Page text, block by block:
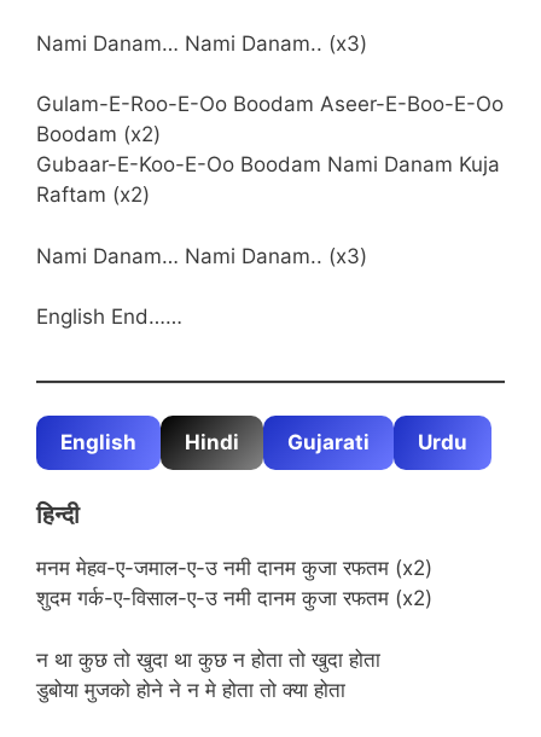
Nami Danam… Nami Danam.. (x3)
Gulam-E-Roo-E-Oo Boodam Aseer-E-Boo-E-Oo
Boodam (x2)
Gubaar-E-Koo-E-Oo Boodam Nami Danam Kuja
Raftam (x2)
Nami Danam… Nami Danam.. (x3)
English End……
English Hindi Gujarati Urdu
हिन्दी
मनम मेहव-ए-जमाल-ए-उ नमी दानम कुजा रफतम (x2)
शुदम गर्क-ए-विसाल-ए-उ नमी दानम कुजा रफतम (x2)
न था कुछ तो खुदा था कुछ न होता तो खुदा होता
डुबोया मुजको होने ने न मे होता तो क्या होता